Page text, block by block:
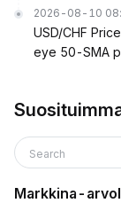
2026-08-10
USD/CHF
eye 50-SMA
Search
Markkina-